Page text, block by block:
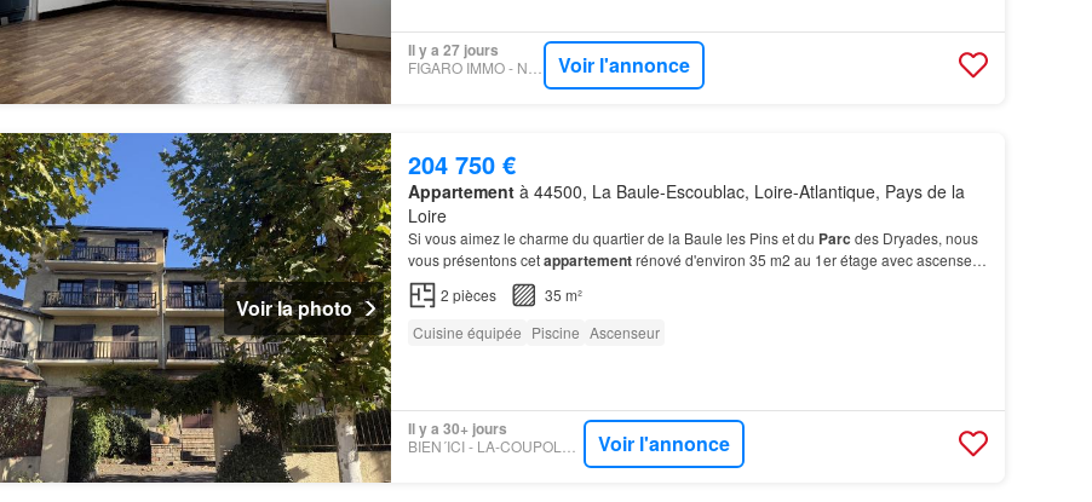
Il y a 27 jours
Voir l'annonce
Voir la photo
204 750 €
Appartementà 44500, La Baule-Escoublac, Loire-Atlantique, Pays de la
Loire
Si vous aimez le charme du quartier de la Baule les Pins et du Parc des Dryades, nous
vous présentons cetappartementrénové d'environ 35 m2 au 1er étage avec ascenseur
d'une résidence qui fut autrefois un hôtel restaurant et…
2 pièces
35 m²
Cuisine équipée Piscine Ascenseur
Il y a 30+ jours
Voir l'annonce